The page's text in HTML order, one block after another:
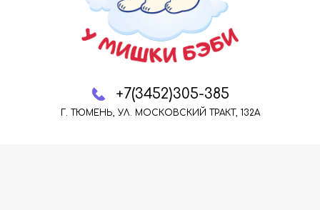
+7(3452)305-385
Г. ТЮМЕНЬ, УЛ. МОСКОВСКИЙ ТРАКТ, 132А